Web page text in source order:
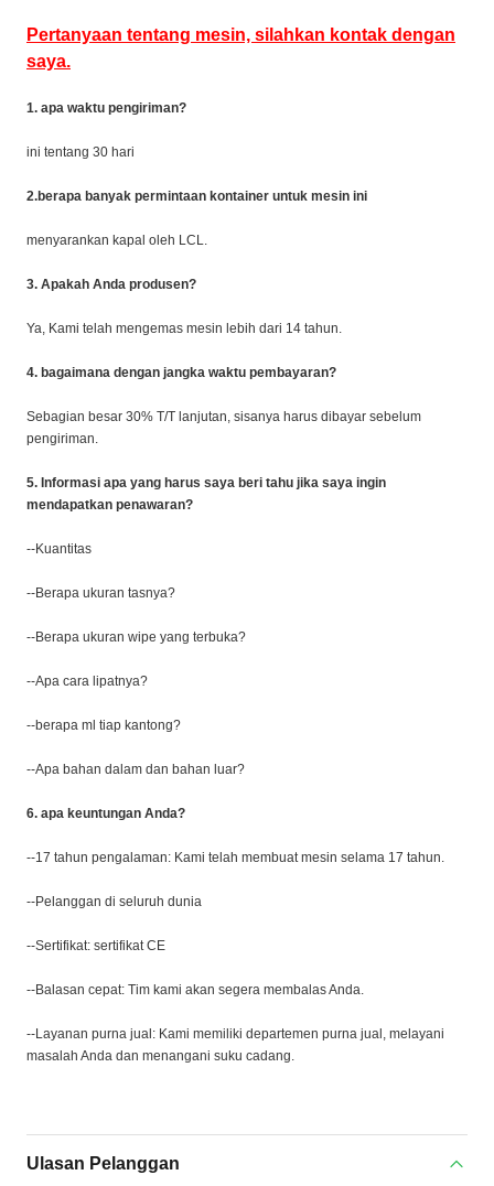
Pertanyaan tentang mesin, silahkan kontak dengan
saya.
1. apa waktu pengiriman?
ini tentang 30 hari
2.berapa banyak permintaan kontainer untuk mesin ini
menyarankan kapal oleh LCL.
3. Apakah Anda produsen?
Ya, Kami telah mengemas mesin lebih dari 14 tahun.
4. bagaimana dengan jangka waktu pembayaran?
Sebagian besar 30% T/T lanjutan, sisanya harus dibayar sebelum
pengiriman.
5. Informasi apa yang harus saya beri tahu jika saya ingin
mendapatkan penawaran?
--Kuantitas
--Berapa ukuran tasnya?
--Berapa ukuran wipe yang terbuka?
--Apa cara lipatnya?
--berapa ml tiap kantong?
--Apa bahan dalam dan bahan luar?
6. apa keuntungan Anda?
--17 tahun pengalaman: Kami telah membuat mesin selama 17 tahun.
--Pelanggan di seluruh dunia
--Sertifikat: sertifikat CE
--Balasan cepat: Tim kami akan segera membalas Anda.
--Layanan purna jual: Kami memiliki departemen purna jual, melayani
masalah Anda dan menangani suku cadang.
Ulasan Pelanggan